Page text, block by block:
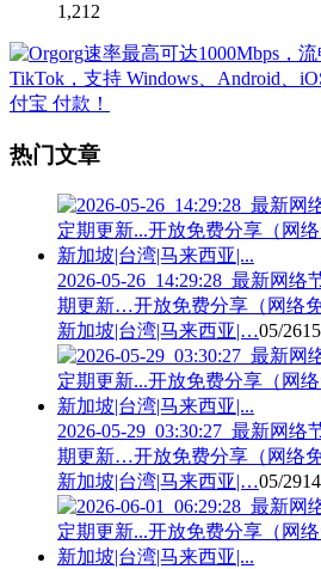
1,212
热门文章
2026-05-26_14:29:28_最新网
期更新…开放免费分享（网络
新加坡|台湾|马来西亚|…05/26
2026-05-29_03:30:27_最新网
期更新…开放免费分享（网络
新加坡|台湾|马来西亚|…05/29